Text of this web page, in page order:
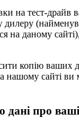
на тест-драйв
дилеру
на даному
копію ваших
нашому сайті ви
про ваші